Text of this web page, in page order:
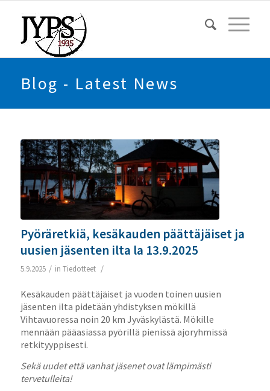
Blog - Latest News
Pyöräretkiä, kesäkauden päättäjäiset ja
uusien jäsenten ilta la 13.9.2025
5.9.2025 / in Tiedotteet /
Kesäkauden päättäjäiset ja vuoden toinen uusien
jäsenten ilta pidetään yhdistyksen mökillä
Vihtavuoressa noin 20 km Jyväskylästä. Mökille
mennään pääasiassa pyörillä pienissä ajoryhmissä
retkityyppisesti.
Sekä uudet että vanhat jäsenet ovat lämpimästi
tervetulleita!